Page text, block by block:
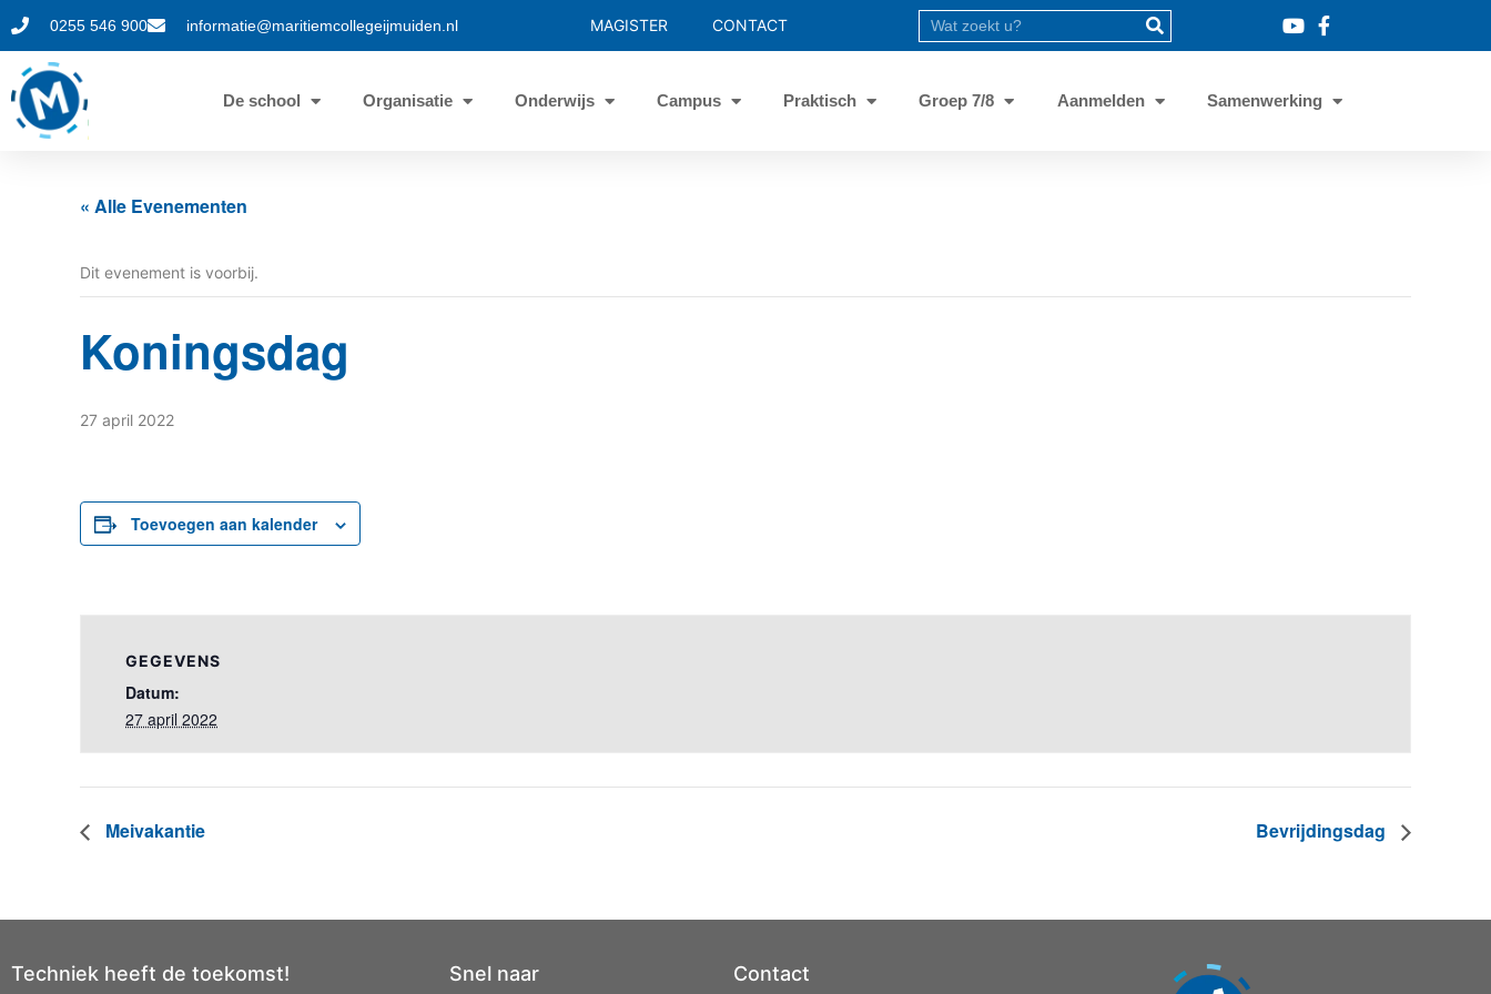
0255 546 900 informatie@maritiemcollegeijmuiden.nl MAGISTER CONTACT
De school Organisatie Onderwijs Campus Praktisch Groep 7/8 Aanmelden Samenwerking
« Alle Evenementen
Dit evenement is voorbij.
Koningsdag
27 april 2022
Toevoegen aan kalender
GEGEVENS
Datum:
27 april 2022
Meivakantie Bevrijdingsdag
Techniek heeft de toekomst! Snel naar Contact